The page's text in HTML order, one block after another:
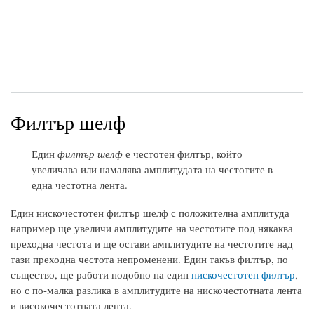
Филтър шелф
Един филтър шелф е честотен филтър, който
увеличава или намалява амплитудата на честотите в
една честотна лента.
Един нискочестотен филтър шелф с положителна амплитуда
например ще увеличи амплитудите на честотите под някаква
преходна честота и ще остави амплитудите на честотите над
тази преходна честота непроменени. Един такъв филтър, по
същество, ще работи подобно на един нискочестотен филтър,
но с по-малка разлика в амплитудите на нискочестотната лента
и високочестотната лента.